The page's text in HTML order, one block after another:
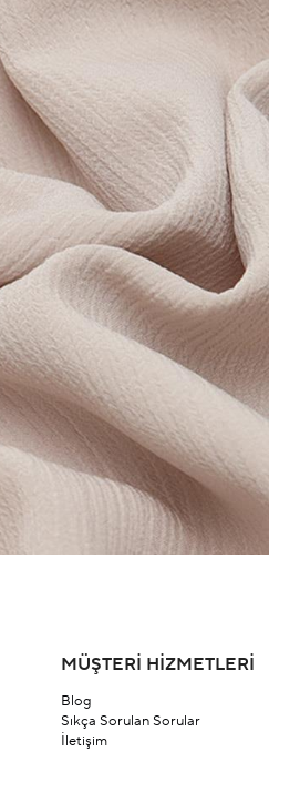
MÜŞTERİ HİZMETLERİ
Blog
Sıkça Sorulan Sorular
İletişim